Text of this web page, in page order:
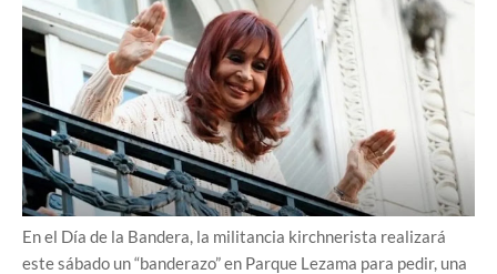
En el Día de la Bandera, la militancia kirchnerista realizará
este sábado un “banderazo” en Parque Lezama para pedir, una